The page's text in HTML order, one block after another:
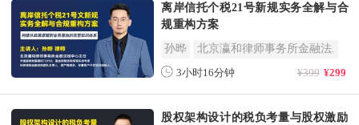
离岸信托个税21号新规实务全解与合
规重构方案
孙晔 北京瀛和律师事务所金融法.
3小时16分钟 ¥399 ¥299
股权架构设计的税负考量与股权激励